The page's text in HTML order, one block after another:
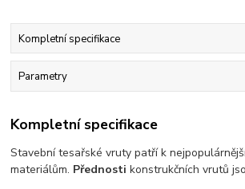
Kompletní specifikace
Parametry
Kompletní specifikace
Stavební tesařské vruty patří k
materiálům. Přednosti konstrukčních vrutů